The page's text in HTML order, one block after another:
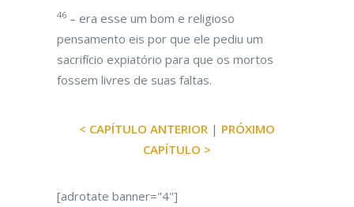
46 – era esse um bom e religioso
pensamento eis por que ele pediu um
sacrifício expiatório para que os mortos
fossem livres de suas faltas.
< CAPÍTULO ANTERIOR | PRÓXIMO
CAPÍTULO >
[adrotate banner="4"]